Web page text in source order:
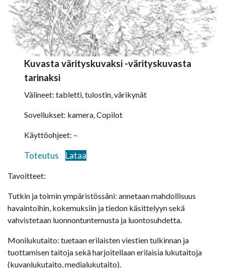
Kuvasta värityskuvaksi -värityskuvasta
tarinaksi
Välineet: tabletti, tulostin, värikynät
Sovellukset: kamera, Copilot
Käyttöohjeet: –
Toteutus Lataa
Tavoitteet:
Tutkin ja toimin ympäristössäni: annetaan mahdollisuus
havaintoihin, kokemuksiin ja tiedon käsittelyyn sekä
vahvistetaan luonnontuntemusta ja luontosuhdetta.
Monilukutaito: tuetaan erilaisten viestien tulkinnan ja
tuottamisen taitoja sekä harjoitellaan erilaisia lukutaitoja
(kuvanlukutaito, medialukutaito).